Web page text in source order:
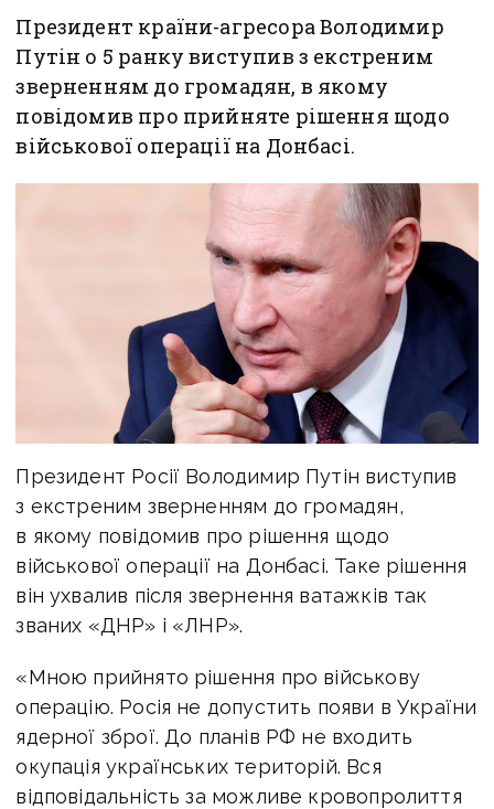
Президент країни-агресора Володимир
Путін о 5 ранку виступив з екстреним
зверненням до громадян, в якому
повідомив про прийняте рішення щодо
військової операції на Донбасі.
Президент Росії Володимир Путін виступив
з екстреним зверненням до громадян,
в якому повідомив про рішення щодо
військової операції на Донбасі. Таке рішення
він ухвалив після звернення ватажків так
званих «ДНР» і «ЛНР».
«Мною прийнято рішення про військову
операцію. Росія не допустить появи в України
ядерної зброї. До планів РФ не входить
окупація українських територій. Вся
відповідальність за можливе кровопролиття